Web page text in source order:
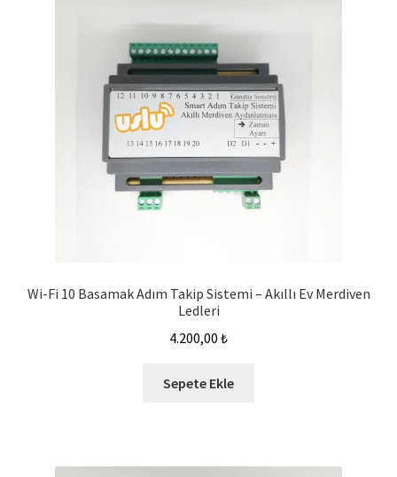
Wi-Fi 10 Basamak Adım Takip Sistemi – Akıllı Ev Merdiven
Ledleri
4.200,00 ₺
Sepete Ekle